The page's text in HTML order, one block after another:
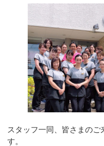
スタッフ一同、皆さまのご
す。